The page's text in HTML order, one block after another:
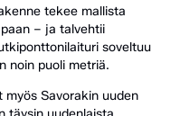
tekee mallista
– ja talvehtii
soveltuu
noin puoli metriä.
Savorakin uuden